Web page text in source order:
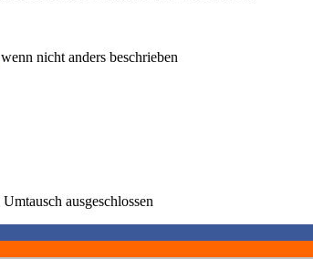
nicht anders beschrieben
ausgeschlossen